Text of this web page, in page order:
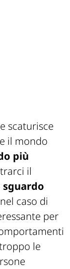
scaturisce
il mondo
più
il
sguardo
caso di
per
le